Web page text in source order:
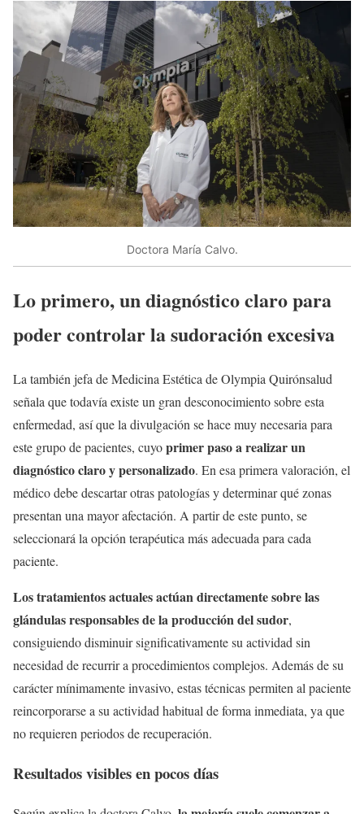
Doctora María Calvo.
Lo primero, un diagnóstico claro para
poder controlar la sudoración excesiva
La también jefa de Medicina Estética de Olympia Quirónsalud
señala que todavía existe un gran desconocimiento sobre esta
enfermedad, así que la divulgación se hace muy necesaria para
este grupo de pacientes, cuyoprimer paso a realizar un
diagnóstico claro y personalizado. En esa primera valoración, el
médico debe descartar otras patologías y determinar qué zonas
presentan una mayor afectación. A partir de este punto, se
seleccionará la opción terapéutica más adecuada para cada
paciente.
Los tratamientos actuales actúan directamente sobre las
glándulas responsables de la producción del sudor,
consiguiendo disminuir significativamente su actividad sin
necesidad de recurrir a procedimientos complejos. Además de su
carácter mínimamente invasivo, estas técnicas permiten al paciente
reincorporarse a su actividad habitual de forma inmediata, ya que
no requieren periodos de recuperación.
Resultados visibles en pocos días